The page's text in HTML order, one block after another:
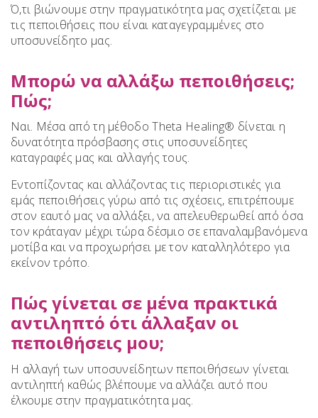
Ό,τι βιώνουμε στην πραγματικότητα μας σχετίζεται με
τις πεποιθήσεις που είναι καταγεγραμμένες στο
υποσυνείδητο μας.
Μπορώ να αλλάξω πεποιθήσεις;
Πώς;
Ναι. Μέσα από τη μέθοδο Theta Healing® δίνεται η
δυνατότητα πρόσβασης στις υποσυνείδητες
καταγραφές μας και αλλαγής τους.
Εντοπίζοντας και αλλάζοντας τις περιοριστικές για
εμάς πεποιθήσεις γύρω από τις σχέσεις, επιτρέπουμε
στον εαυτό μας να αλλάξει, να απελευθερωθεί από όσα
τον κράταγαν μέχρι τώρα δέσμιο σε επαναλαμβανόμενα
μοτίβα και να προχωρήσει με τον καταλληλότερο για
εκείνον τρόπο.
Πώς γίνεται σε μένα πρακτικά
αντιληπτό ότι άλλαξαν οι
πεποιθήσεις μου;
Η αλλαγή των υποσυνείδητων πεποιθήσεων γίνεται
αντιληπτή καθώς βλέπουμε να αλλάζει αυτό που
έλκουμε στην πραγματικότητα μας.